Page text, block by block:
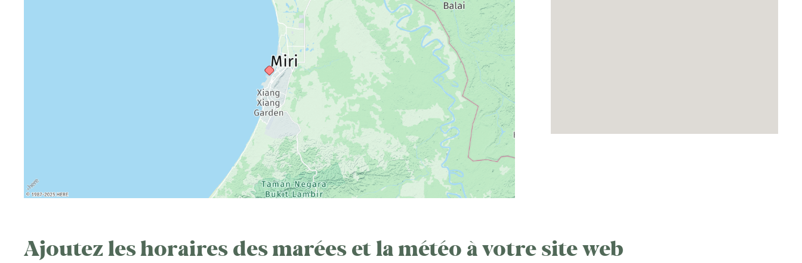
Ajoutez les horaires des marées et la météo à votre site web